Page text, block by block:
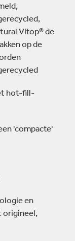
Vitop® de
op de
hot-fill-
'compacte'
en
origineel,